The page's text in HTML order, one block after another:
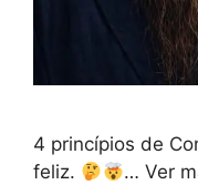
4 princípios de
feliz.
… Ver